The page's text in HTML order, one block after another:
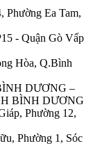
Phường Ea Tam,
- Quận Gò Vấp
Hòa, Q.Bình
DƯƠNG –
BÌNH DƯƠNG
Phường 12,
Phường 1, Sóc